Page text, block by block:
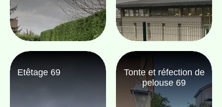
Etêtage 69
Tonte et réfection de
pelouse 69